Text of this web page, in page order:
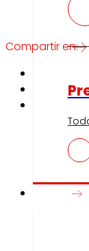
Compartir en: